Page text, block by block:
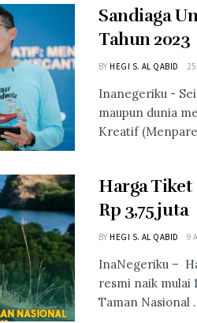
Sandiaga
Tahun 2023
BY HEGI S. AL QABID
Inanegeriku -
maupun dunia
Kreatif
Harga
Rp 3,75 juta
BY HEGI S. AL QABID 9
InaNegeriku –
resmi naik mulai
Taman Nasional